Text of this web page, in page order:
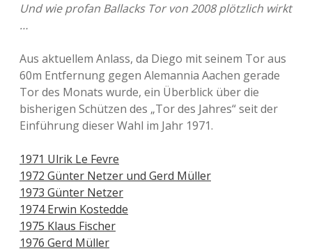
Und wie profan Ballacks Tor von 2008 plötzlich wirkt
…
Aus aktuellem Anlass, da Diego mit seinem Tor aus
60m Entfernung gegen Alemannia Aachen gerade
Tor des Monats wurde, ein Überblick über die
bisherigen Schützen des „Tor des Jahres“ seit der
Einführung dieser Wahl im Jahr 1971.
1971 Ulrik Le Fevre
1972 Günter Netzer und Gerd Müller
1973 Günter Netzer
1974 Erwin Kostedde
1975 Klaus Fischer
1976 Gerd Müller